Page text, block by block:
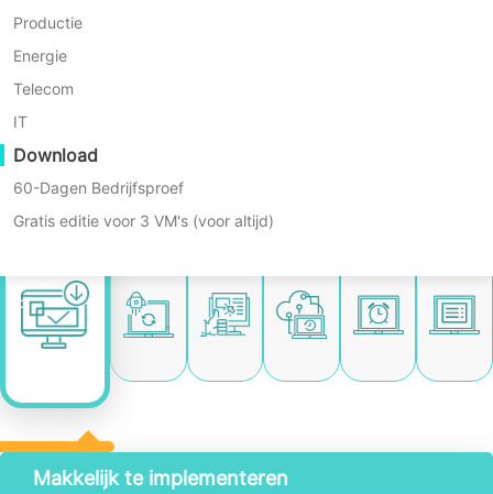
Productie
Energie
Telecom
IT
Download
60-Dagen Bedrijfsproef
Gratis editie voor 3 VM's (voor altijd)
Vinchin Backup & Recovery biedt hoogwaardige
diensten voor doorlopende gegevensbescherming
Makkelijk te implementeren